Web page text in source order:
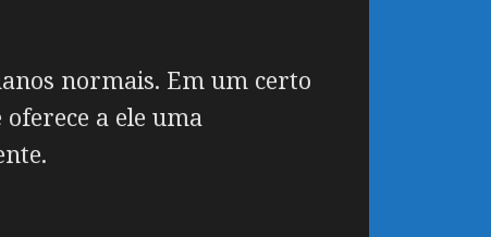
normais. Em um certo
a ele uma